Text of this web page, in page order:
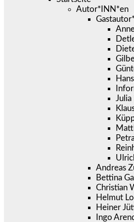
Autor*INN*en
Julia
Andreas
Bettina
Christian
Helmut
Heiner
Ingo